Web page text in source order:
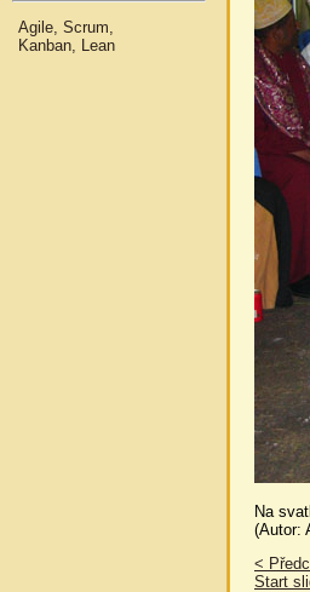
Agile, Scrum,
Kanban, Lean
Na
(Autor:
<
Start